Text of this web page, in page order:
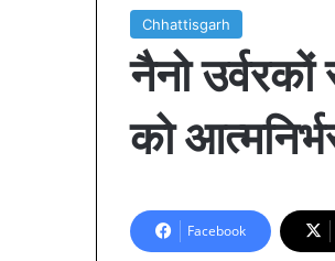
Chhattisgarh
नैनो
को
Facebook